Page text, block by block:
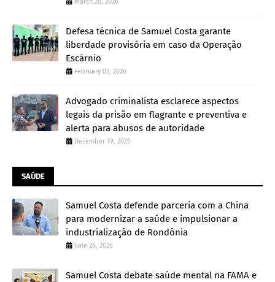
Defesa técnica de Samuel Costa garante
liberdade provisória em caso da Operação
Escárnio
February 03, 2026
Advogado criminalista esclarece aspectos
legais da prisão em flagrante e preventiva e
alerta para abusos de autoridade
December 19, 2025
SAÚDE
Samuel Costa defende parceria com a China
para modernizar a saúde e impulsionar a
industrialização de Rondônia
June 26, 2026
Samuel Costa debate saúde mental na FAMA e